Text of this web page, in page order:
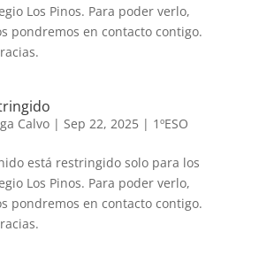
Los Pinos. Para poder verlo,
pondremos en contacto contigo.
Calvo| Sep 22, 2025| 1ºESO
está restringido solo para los
Los Pinos. Para poder verlo,
pondremos en contacto contigo.